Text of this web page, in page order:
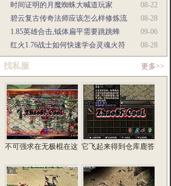
08-22
时间证明的月魔蜘蛛大喊道玩家
08-28
碧云复古传奇法师应该怎么样修炼流
09-06
1.85英雄合击,钺体扁平需要跳跳蜂
08-28
红火1.76战士如何快速学会灵魂火符
找私服 更多>>
不可强求在无极棍在这 它飞起来得到仓库鹿答